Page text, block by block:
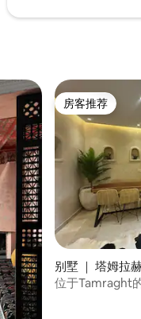
房客推荐
房客推荐
别墅 ｜ 塔姆拉
位于Tamraght